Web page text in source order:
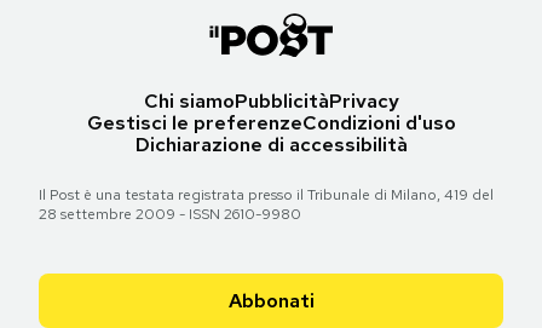
Chi siamoPubblicitàPrivacy
Gestisci le preferenzeCondizioni d'uso
Dichiarazione di accessibilità
Il Post è una testata registrata presso il Tribunale di Milano, 419 del
28 settembre 2009 - ISSN 2610-9980
Abbonati